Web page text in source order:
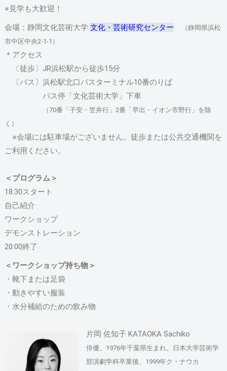
※見学も大歓迎！
会場：静岡文化芸術大学 文化・芸術研究センター
（静岡県浜松
市中区中央2-1-1）
＊アクセス
〔徒歩〕JR浜松駅から徒歩15分
〔バス〕浜松駅北口バスターミナル10番のりば
バス停「文化芸術大学」下車
（70番「子安・笠井行」2番「早出・イオン市野行」を除
く）
※会場には駐車場がございません。徒歩または公共交通機関を
ご利用ください。
＜プログラム＞
18:30スタート
自己紹介
ワークショップ
デモンストレーション
20:00終了
＜ワークショップ持ち物＞
・靴下または足袋
・動きやすい服装
・水分補給のための飲み物
片岡 佐知子 KATAOKA Sachiko
俳優。1976年千葉県生まれ。日本大学芸術学
部演劇学科卒業後、1999年ク・ナウカ